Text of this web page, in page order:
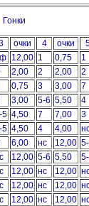
Гонки
очки 4 очки
12,00 1 0,75 1
2,00 2 2,00 2
0,75 3 3,00 7
3,00 5-6 5,50 4
5 4,50 7 7,00 3
5 4,50 4 4,00
6,00 нс 12,00
12,00 5-6 5,50
12,00 нс 12,00
12,00 нс 12,00
12,00 нс 12,00